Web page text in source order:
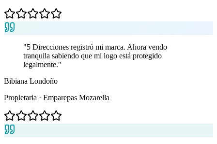
"5 Direcciones registró mi marca. Ahora vendo
tranquila sabiendo que mi logo está protegido
legalmente."
Bibiana Londoño
Propietaria · Emparepas Mozarella